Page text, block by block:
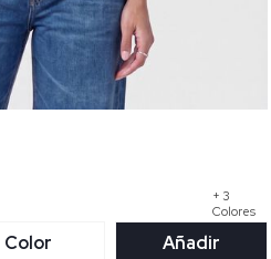
+ 3
Colores
Color Añadir